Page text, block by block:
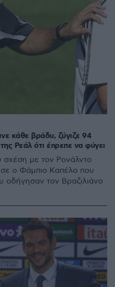
κάθε βράδυ, ζύγιζε 94
Ρεάλ ότι έπρεπε να φύγει
σχέση με τον Ρονάλντο
ο Φάμπιο Καπέλο που
οδήγησαν τον Βραζιλιάνο